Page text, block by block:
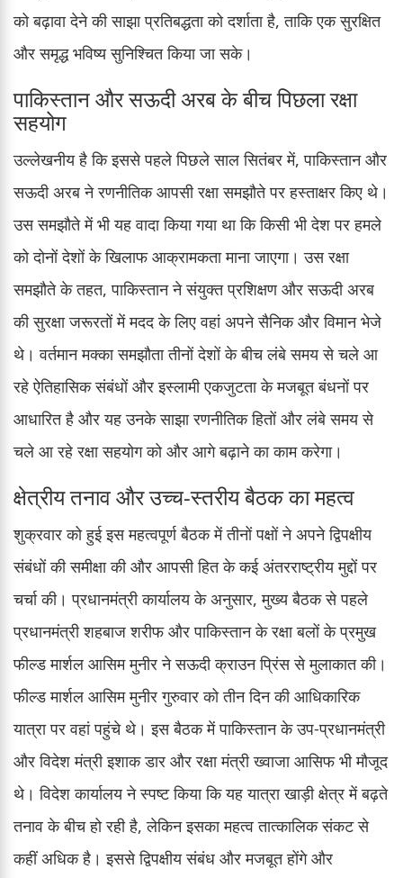
को बढ़ावा देने की साझा प्रतिबद्धता को दर्शाता है, ताकि एक सुरक्षित
और समृद्ध भविष्य सुनिश्चित किया जा सके।
पाकिस्तान और सऊदी अरब के बीच पिछला रक्षा
सहयोग
उल्लेखनीय है कि इससे पहले पिछले साल सितंबर में, पाकिस्तान और
सऊदी अरब ने रणनीतिक आपसी रक्षा समझौते पर हस्ताक्षर किए थे।
उस समझौते में भी यह वादा किया गया था कि किसी भी देश पर हमले
को दोनों देशों के खिलाफ आक्रामकता माना जाएगा। उस रक्षा
समझौते के तहत, पाकिस्तान ने संयुक्त प्रशिक्षण और सऊदी अरब
की सुरक्षा जरूरतों में मदद के लिए वहां अपने सैनिक और विमान भेजे
थे। वर्तमान मक्का समझौता तीनों देशों के बीच लंबे समय से चले आ
रहे ऐतिहासिक संबंधों और इस्लामी एकजुटता के मजबूत बंधनों पर
आधारित है और यह उनके साझा रणनीतिक हितों और लंबे समय से
चले आ रहे रक्षा सहयोग को और आगे बढ़ाने का काम करेगा।
क्षेत्रीय तनाव और उच्च-स्तरीय बैठक का महत्व
शुक्रवार को हुई इस महत्वपूर्ण बैठक में तीनों पक्षों ने अपने द्विपक्षीय
संबंधों की समीक्षा की और आपसी हित के कई अंतरराष्ट्रीय मुद्दों पर
चर्चा की। प्रधानमंत्री कार्यालय के अनुसार, मुख्य बैठक से पहले
प्रधानमंत्री शहबाज शरीफ और पाकिस्तान के रक्षा बलों के प्रमुख
फील्ड मार्शल आसिम मुनीर ने सऊदी क्राउन प्रिंस से मुलाकात की।
फील्ड मार्शल आसिम मुनीर गुरुवार को तीन दिन की आधिकारिक
यात्रा पर वहां पहुंचे थे। इस बैठक में पाकिस्तान के उप-प्रधानमंत्री
और विदेश मंत्री इशाक डार और रक्षा मंत्री ख्वाजा आसिफ भी मौजूद
थे। विदेश कार्यालय ने स्पष्ट किया कि यह यात्रा खाड़ी क्षेत्र में बढ़ते
तनाव के बीच हो रही है, लेकिन इसका महत्व तात्कालिक संकट से
कहीं अधिक है। इससे द्विपक्षीय संबंध और मजबूत होंगे और